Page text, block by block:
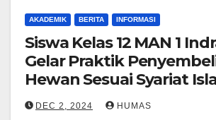
AKADEMIK BERITA INFORMASI
Siswa Kelas 12 MAN 1
Gelar Praktik
Hewan Sesuai Syariat
DEC 2, 2024 HUMAS